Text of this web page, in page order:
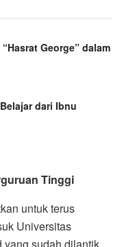
George” dalam
dari Ibnu
Tinggi
untuk terus
Universitas